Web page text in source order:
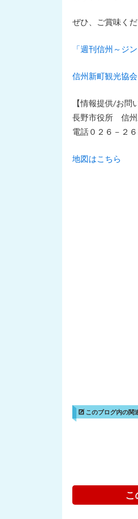
ぜひ、ご賞味くだ
「週刊信州～ジ
信州新町観光協会
【情報提供/お問
長野市役所 信
電話０２６－２
地図はこちら
このブログ内の関
こ